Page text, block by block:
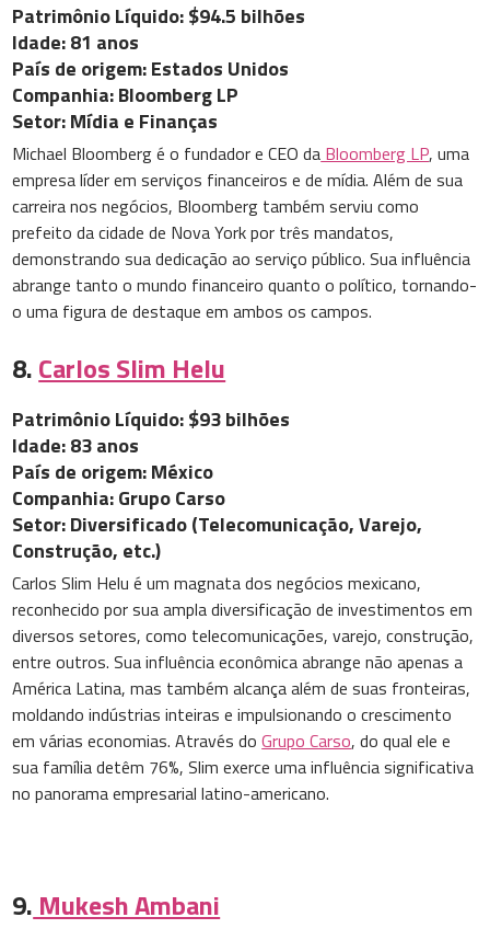
Patrimônio Líquido: $94.5 bilhões
Idade: 81 anos
País de origem: Estados Unidos
Companhia: Bloomberg LP
Setor: Mídia e Finanças
Michael Bloomberg é o fundador e CEO da Bloomberg LP, uma
empresa líder em serviços financeiros e de mídia. Além de sua
carreira nos negócios, Bloomberg também serviu como
prefeito da cidade de Nova York por três mandatos,
demonstrando sua dedicação ao serviço público. Sua influência
abrange tanto o mundo financeiro quanto o político, tornando-
o uma figura de destaque em ambos os campos.
8.Carlos Slim Helu
Patrimônio Líquido: $93 bilhões
Idade: 83 anos
País de origem: México
Companhia: Grupo Carso
Setor: Diversificado (Telecomunicação, Varejo,
Construção, etc.)
Carlos Slim Helu é um magnata dos negócios mexicano,
reconhecido por sua ampla diversificação de investimentos em
diversos setores, como telecomunicações, varejo, construção,
entre outros. Sua influência econômica abrange não apenas a
América Latina, mas também alcança além de suas fronteiras,
moldando indústrias inteiras e impulsionando o crescimento
em várias economias. Através doGrupo Carso, do qual ele e
sua família detêm 76%, Slim exerce uma influência significativa
no panorama empresarial latino-americano.
9. Mukesh Ambani